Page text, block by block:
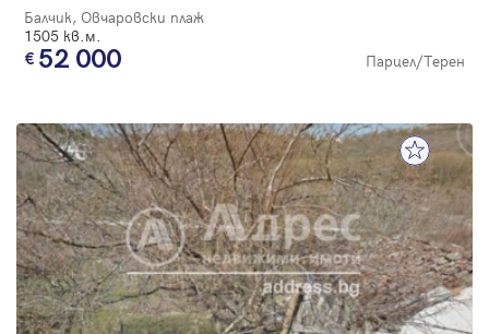
Балчик, Овчаровски плаж
1505 кв.м.
52 000 Парцел/Терен